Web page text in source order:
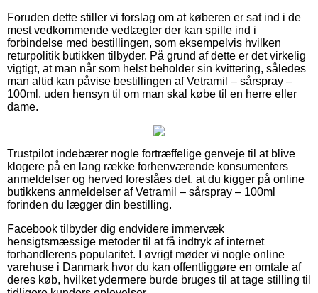
Foruden dette stiller vi forslag om at køberen er sat ind i de
mest vedkommende vedtægter der kan spille ind i
forbindelse med bestillingen, som eksempelvis hvilken
returpolitik butikken tilbyder. På grund af dette er det virkelig
vigtigt, at man når som helst beholder sin kvittering, således
man altid kan påvise bestillingen af Vetramil – sårspray –
100ml, uden hensyn til om man skal købe til en herre eller
dame.
Trustpilot indebærer nogle fortræffelige genveje til at blive
klogere på en lang række forhenværende konsumenters
anmeldelser og herved foreslåes det, at du kigger på online
butikkens anmeldelser af Vetramil – sårspray – 100ml
forinden du lægger din bestilling.
Facebook tilbyder dig endvidere immervæk
hensigtsmæssige metoder til at få indtryk af internet
forhandlerens popularitet. I øvrigt møder vi nogle online
varehuse i Danmark hvor du kan offentliggøre en omtale af
deres køb, hvilket ydermere burde bruges til at tage stilling til